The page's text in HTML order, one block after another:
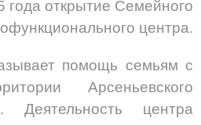
года открытие Семейного
центра.
помощь семьям с
Арсеньевского
Деятельность центра